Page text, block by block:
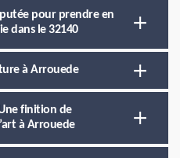
pour prendre en
dans le 32140
à Arrouede
finition de
à Arrouede